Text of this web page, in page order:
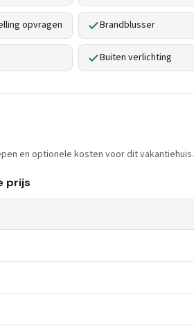
opvragen Brandblusser
Buiten verlichting
en optionele kosten voor dit vakantiehuis.
prijs